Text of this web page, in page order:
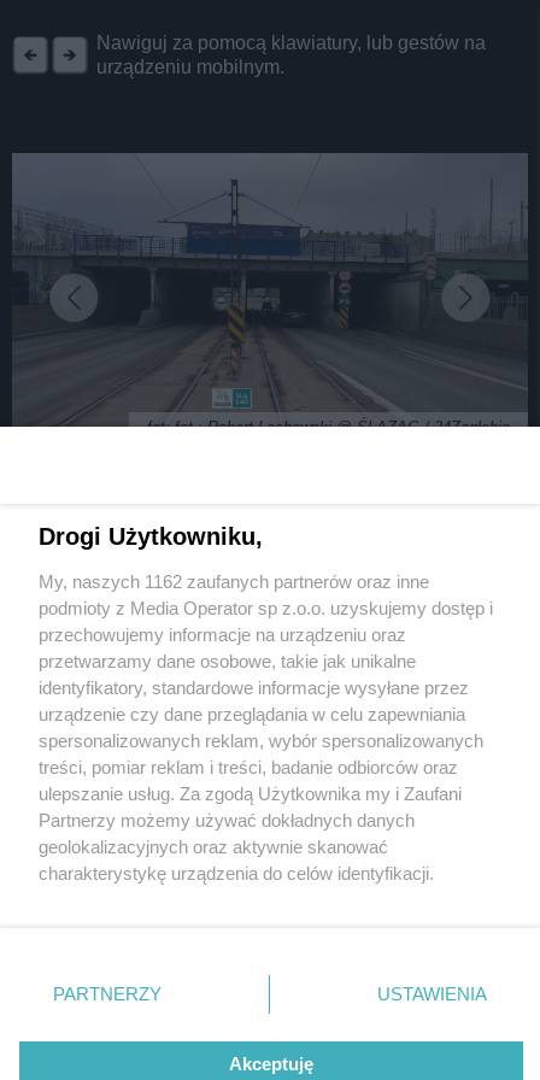
Nawiguj za pomocą klawiatury, lub gestów na
urządzeniu mobilnym.
fot: fot.: Robert Lechowski @ ŚLĄZAG / 24Zagłębie
przebudowie straci historyczny wygląd.
Środkowy rząd podpór do likwidacji!
1 / 4
Sosnowiec. Wiadukt
kolejowy nad ulicą
marszałka Józefa
Piłsudskiego. 28 stycznia
Wydawca mediów lokalnych
Nie zapomnij
zapoznać się z:
polityką prywatności
Twojemiasto
Piekary Śląskie
Chorzów
Tarnowskie Góry
Gliwice
Skontakuj sięz nami
Kontakt
Redakcja
Newsletter
Drogi Użytkowniku,
My, naszych 1162 zaufanych partnerów oraz inne
podmioty z Media Operator sp z.o.o. uzyskujemy dostęp i
przechowujemy informacje na urządzeniu oraz
przetwarzamy dane osobowe, takie jak unikalne
identyfikatory, standardowe informacje wysyłane przez
urządzenie czy dane przeglądania w celu zapewniania
spersonalizowanych reklam, wybór spersonalizowanych
treści, pomiar reklam i treści, badanie odbiorców oraz
ulepszanie usług. Za zgodą Użytkownika my i Zaufani
Partnerzy możemy używać dokładnych danych
geolokalizacyjnych oraz aktywnie skanować
charakterystykę urządzenia do celów identyfikacji.
zmienić/wycofać klikając przycisk ustawień prywatności
znajdujący się w lewym dolnym rogu strony
rodzaje przetwarzania danych nie wymagają zgody
użytkownika, ale masz prawo sprzeciwić się takiemu
PARTNERZY USTAWIENIA
Akceptuję